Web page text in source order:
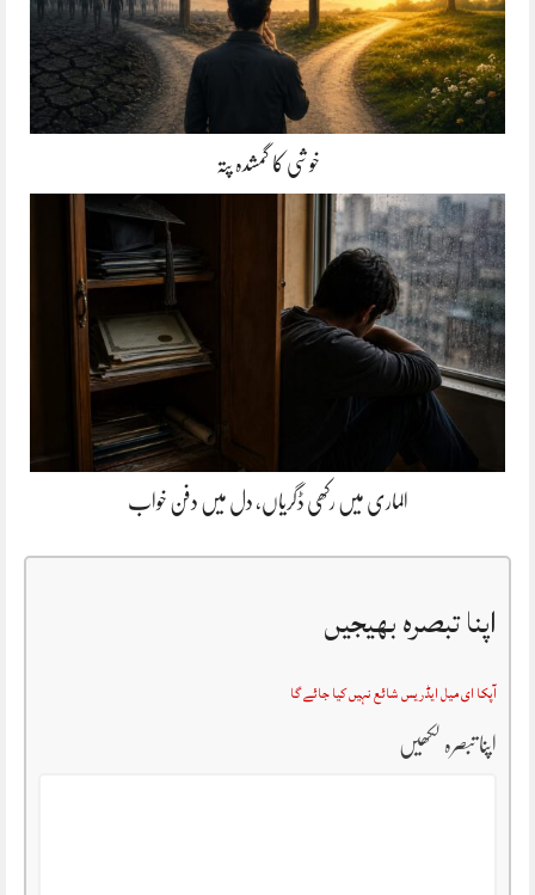
خوشی کا گمشدہ پتہ
الماری میں رکھی ڈگریاں، دل میں دفن خواب
اپنا تبصرہ بھیجیں
آپکا ای میل ایڈریس شائع نہیں کیا جائے گا
اپنا تبصرہ لکھیں